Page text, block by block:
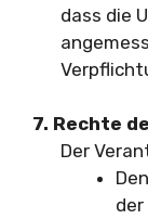
dass die
7. Rechte
Der